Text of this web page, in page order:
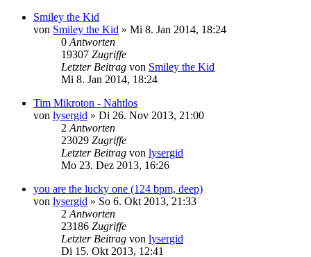
Smiley the Kid
von Smiley the Kid » Mi 8. Jan 2014, 18:24
0 Antworten
19307 Zugriffe
Letzter Beitrag von Smiley the Kid
Mi 8. Jan 2014, 18:24
Tim Mikroton - Nahtlos
von lysergid » Di 26. Nov 2013, 21:00
2 Antworten
23029 Zugriffe
Letzter Beitrag von lysergid
Mo 23. Dez 2013, 16:26
you are the lucky one (124 bpm, deep)
von lysergid » So 6. Okt 2013, 21:33
2 Antworten
23186 Zugriffe
Letzter Beitrag von lysergid
Di 15. Okt 2013, 12:41